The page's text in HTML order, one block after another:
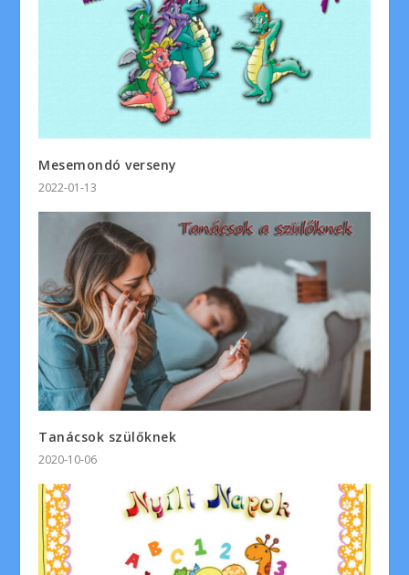
Mesemondó verseny
2022-01-13
Tanácsok szülőknek
2020-10-06